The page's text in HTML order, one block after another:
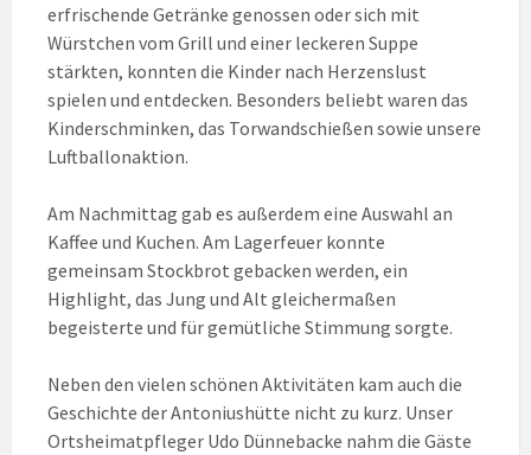
erfrischende Getränke genossen oder sich mit
Würstchen vom Grill und einer leckeren Suppe
stärkten, konnten die Kinder nach Herzenslust
spielen und entdecken. Besonders beliebt waren das
Kinderschminken, das Torwandschießen sowie unsere
Luftballonaktion.
Am Nachmittag gab es außerdem eine Auswahl an
Kaffee und Kuchen. Am Lagerfeuer konnte
gemeinsam Stockbrot gebacken werden, ein
Highlight, das Jung und Alt gleichermaßen
begeisterte und für gemütliche Stimmung sorgte.
Neben den vielen schönen Aktivitäten kam auch die
Geschichte der Antoniushütte nicht zu kurz. Unser
Ortsheimatpfleger Udo Dünnebacke nahm die Gäste